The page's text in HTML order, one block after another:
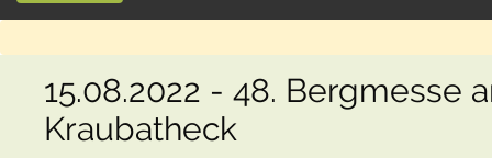
15.08.2022 - 48. Bergmesse
Kraubatheck